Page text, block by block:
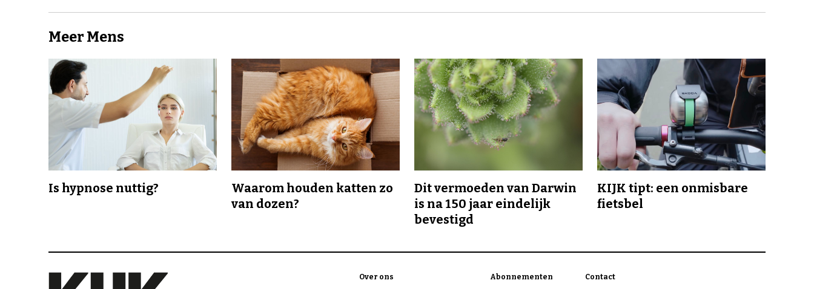
Meer Mens
Is hypnose nuttig?
Waarom houden katten zo
van dozen?
Dit vermoeden van Darwin
is na 150 jaar eindelijk
bevestigd
KIJK tipt: een onmisbare
fietsbel
Over ons Abonnementen Contact